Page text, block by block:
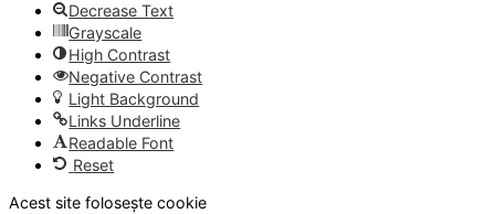
Decrease Text
Grayscale
High Contrast
Negative Contrast
Light Background
Links Underline
Readable Font
Reset
Acest site folosește cookie